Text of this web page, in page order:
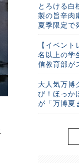
とろける白
製の旨辛肉
夏季限定で
【イベン
名以上の学
信教育部が
大人気万博
び！ほっか
が「万博夏